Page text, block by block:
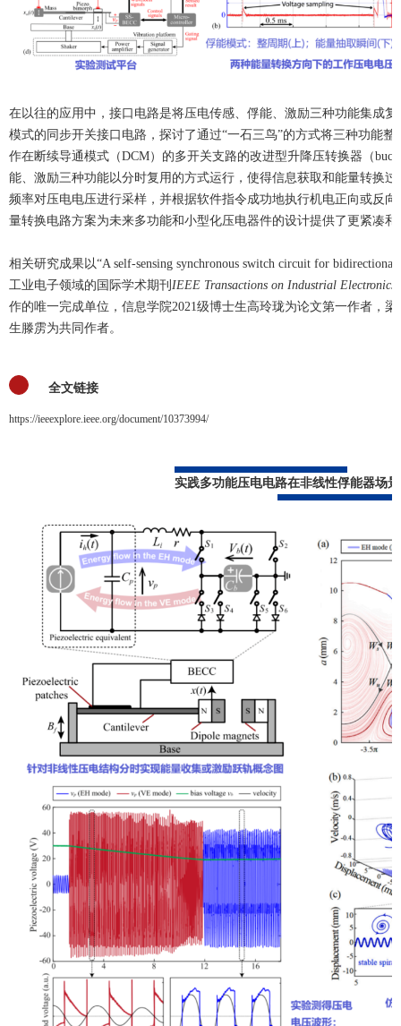
在以往的应用中，接口电路是将压电传感、俘能、激励三种功能集成
模式的同步开关接口电路，探讨了通过“一石三鸟”的方式将三种功能
作在断续导通模式（DCM）的多开关支路的改进型升降压转换器（
能、激励三种功能以分时复用的方式运行，使得信息获取和能量转换
频率对压电电压进行采样，并根据软件指令成功地执行机电正向或反
量转换电路方案为未来多功能和小型化压电器件的设计提供了更紧凑
相关研究成果以“A self-sensing synchronous switch circuit for
工业电子领域的国际学术期刊 IEEE Transactions on Industrial Electronics
作的唯一完成单位，信息学院2021级博士生高玲珑为论文第一作者，
生滕雳为共同作者。
全文链接
https://ieeexplore.ieee.org/document/10373994/
实践多功能压电电路在非线性俘能器场